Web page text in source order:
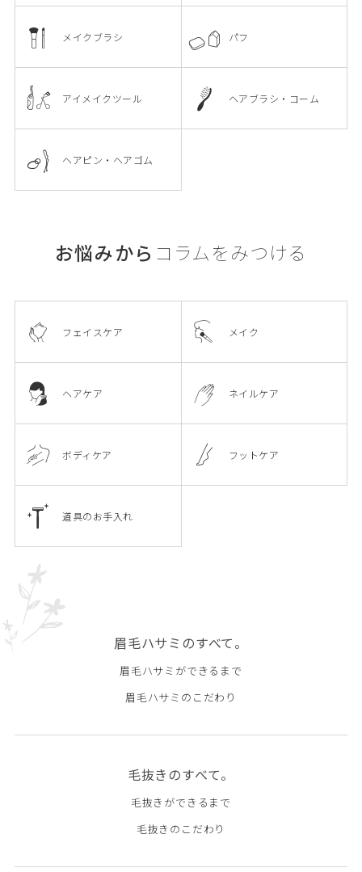
メイクブラシ パフ
アイメイクツール ヘアブラシ・コーム
ヘアピン・ヘアゴム
お悩みから コラムをみつける
フェイスケア メイク
ヘアケア ネイルケア
ボディケア フットケア
道具のお手入れ
眉毛ハサミのすべて。
眉毛ハサミができるまで
眉毛ハサミのこだわり
毛抜きのすべて。
毛抜きができるまで
毛抜きのこだわり